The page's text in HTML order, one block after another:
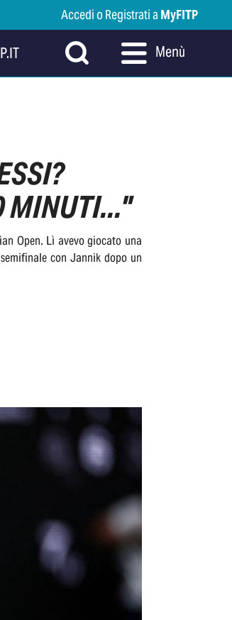
Accedi o Registrati a MyFITP
Menù
MINUTI..."
Open. Lì avevo giocato una
con Jannik dopo un